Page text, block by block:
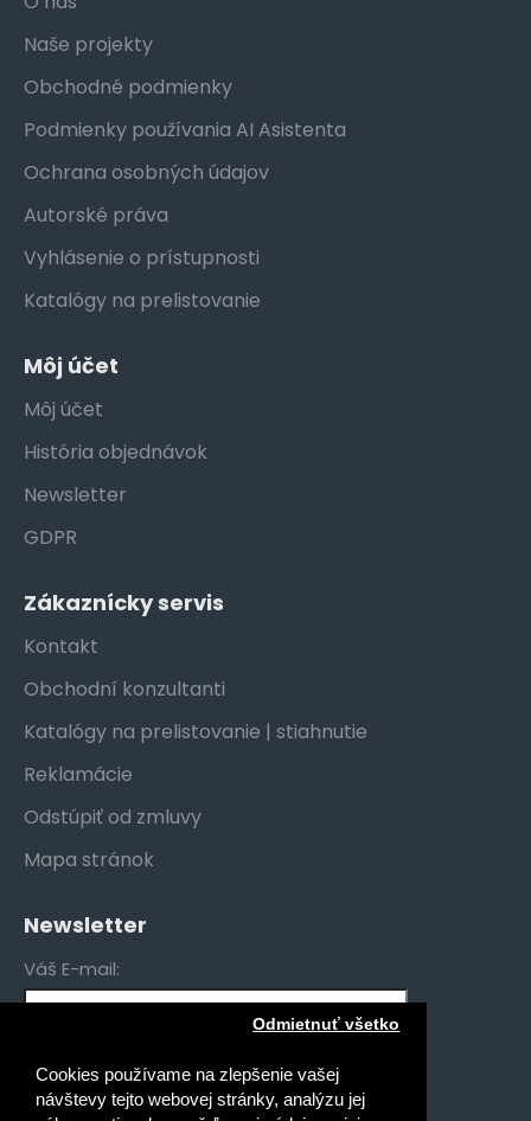
Cookies používame na zlepšenie vašej
návštevy tejto webovej stránky, analýzu jej
Odmietnuť všetko
Naše projekty
Obchodné podmienky
Podmienky používania AI Asistenta
Ochrana osobných údajov
Autorské práva
Vyhlásenie o prístupnosti
Katalógy na prelistovanie
Môj účet
Môj účet
História objednávok
Newsletter
GDPR
Zákaznícky servis
Kontakt
Obchodní konzultanti
Katalógy na prelistovanie | stiahnutie
Reklamácie
Odstúpiť od zmluvy
Mapa stránok
Newsletter
Váš E-mail:
Gymnáziá